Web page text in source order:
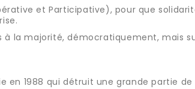
et Participative), pour que
la majorité, démocratiquement, mais
en 1988 qui détruit une grande partie